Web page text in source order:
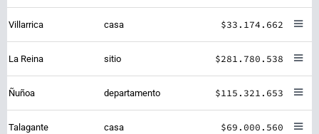
Villarrica casa $33.174.662
La Reina sitio $281.780.538
Ñuñoa departamento $115.321.653
Talagante casa $69.000.560